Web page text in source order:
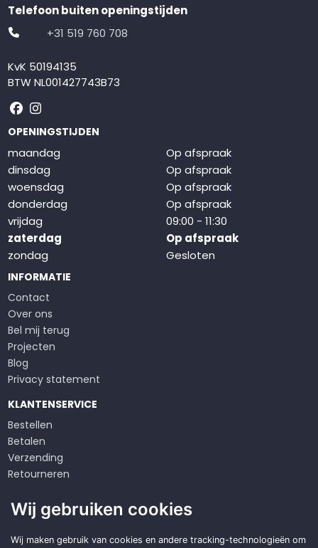
Telefoon buiten openingstijden
+31 519 760 708
KvK 50194135
BTW NL001427743B73
Volg ons op Facebook
Volg ons op Instagram
OPENINGSTIJDEN
maandag
Op afspraak
dinsdag
Op afspraak
woensdag
Op afspraak
donderdag
Op afspraak
vrijdag
09:00 - 11:30
zaterdag
Op afspraak
zondag
Gesloten
INFORMATIE
Contact
Over ons
Bel mij terug
Projecten
Blog
Privacy statement
KLANTENSERVICE
Bestellen
Betalen
Verzending
Retourneren
Algemene voorwaarden
Op zoek naar een
Wij gebruiken cookies
Wij maken gebruik van cookies en andere tracking-technologieën om